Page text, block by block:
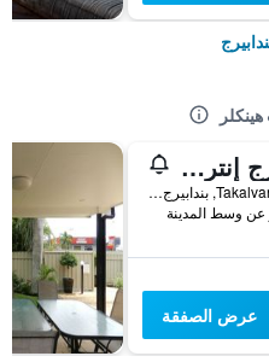
بوندابيرج إنترناشونال موتور إن
73 Takalvan Street, بندابيرج, QLD, أستراليا
عرض الصفقة